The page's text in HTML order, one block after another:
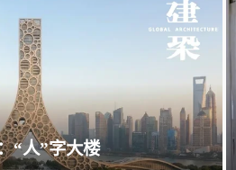
“人”字大楼